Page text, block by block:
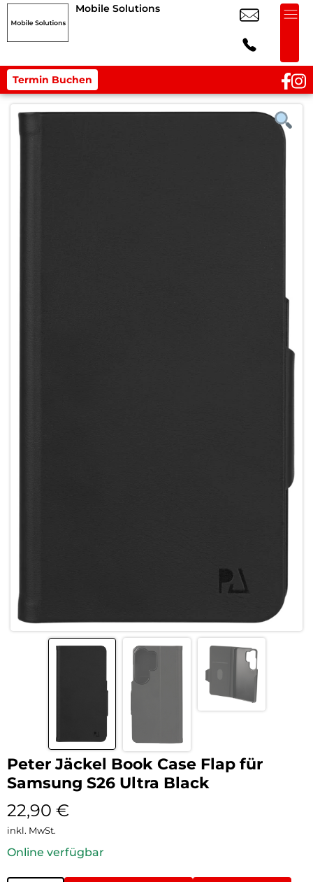
Mobile Solutions
Termin Buchen
Peter Jäckel Book Case Flap für
Samsung S26 Ultra Black
22,90 €
inkl. MwSt.
Online verfügbar